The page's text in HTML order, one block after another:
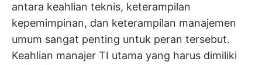
antara keahlian teknis, keterampilan
kepemimpinan, dan keterampilan manajemen
umum sangat penting untuk peran tersebut.
Keahlian manajer TI utama yang harus dimiliki